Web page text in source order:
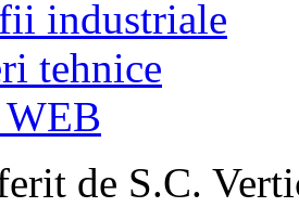
industriale
tehnice
de S.C.